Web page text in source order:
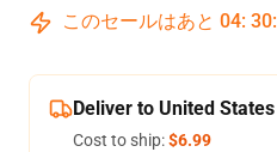
このセールはあと 04: 30:
Deliver to United States
Cost to ship:$6.99